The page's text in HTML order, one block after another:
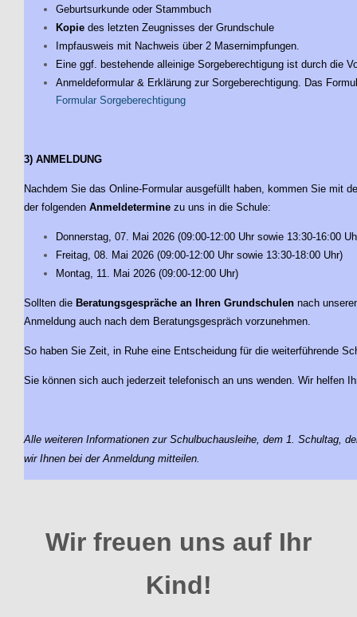
Geburtsurkunde oder Stammbuch
Kopie des letzten Zeugnisses der Grundschule
Impfausweis mit Nachweis über 2 Masernimpfungen.
Eine ggf. bestehende alleinige Sorgeberechtigung ist durch die
Anmeldeformular & Erklärung zur Sorgeberechtigung. Das
Formular Sorgeberechtigung
3) ANMELDUNG
Nachdem Sie das Online-Formular ausgefüllt haben, kommen Sie mit
der folgenden Anmeldetermine zu uns in die Schule:
Donnerstag, 07. Mai 2026 (09:00-12:00 Uhr sowie 13:30-16:00
Freitag, 08. Mai 2026 (09:00-12:00 Uhr sowie 13:30-18:00 Uhr)
Montag, 11. Mai 2026 (09:00-12:00 Uhr)
Sollten die Beratungsgespräche an Ihren Grundschulen nach
Anmeldung auch nach dem Beratungsgespräch vorzunehmen.
So haben Sie Zeit, in Ruhe eine Entscheidung für die weiterführende
Sie können sich auch jederzeit telefonisch an uns wenden. Wir helfen
Alle weiteren Informationen zur Schulbuchausleihe, dem 1. Schultag,
wir Ihnen bei der Anmeldung mitteilen.
Wir freuen uns auf Ihr
Kind!